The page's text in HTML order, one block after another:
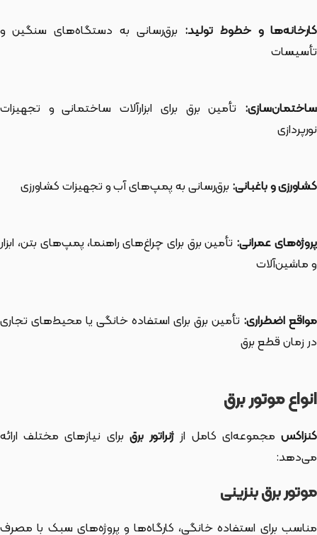
کارخانه‌ها و خطوط تولید: برق‌رسانی به دستگاه‌های سنگین و
تأسیسات
ساختمان‌سازی: تأمین برق برای ابزارآلات ساختمانی و تجهیزات
نورپردازی
کشاورزی و باغبانی: برق‌رسانی به پمپ‌های آب و تجهیزات کشاورزی
پروژه‌های عمرانی: تأمین برق برای چراغ‌های راهنما، پمپ‌های بتن، ابزار
و ماشین‌آلات
مواقع اضطراری: تأمین برق برای استفاده خانگی یا محیط‌های تجاری
در زمان قطع برق
انواع موتور برق
کنزاکسمجموعه‌ای کامل از ژنراتور برق برای نیازهای مختلف ارائه
می‌دهد:
موتور برق بنزینی
مناسب برای استفاده خانگی، کارگاه‌ها و پروژه‌های سبک با مصرف